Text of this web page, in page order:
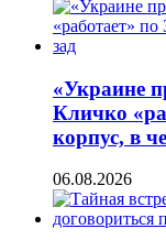
«Украине
Кличко
корпус, в
06.08.2026